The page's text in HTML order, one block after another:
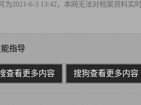
为2021-6-3 13:42，本网无法对档案资料实
指导
查看更多内容 搜狗查看更多内容